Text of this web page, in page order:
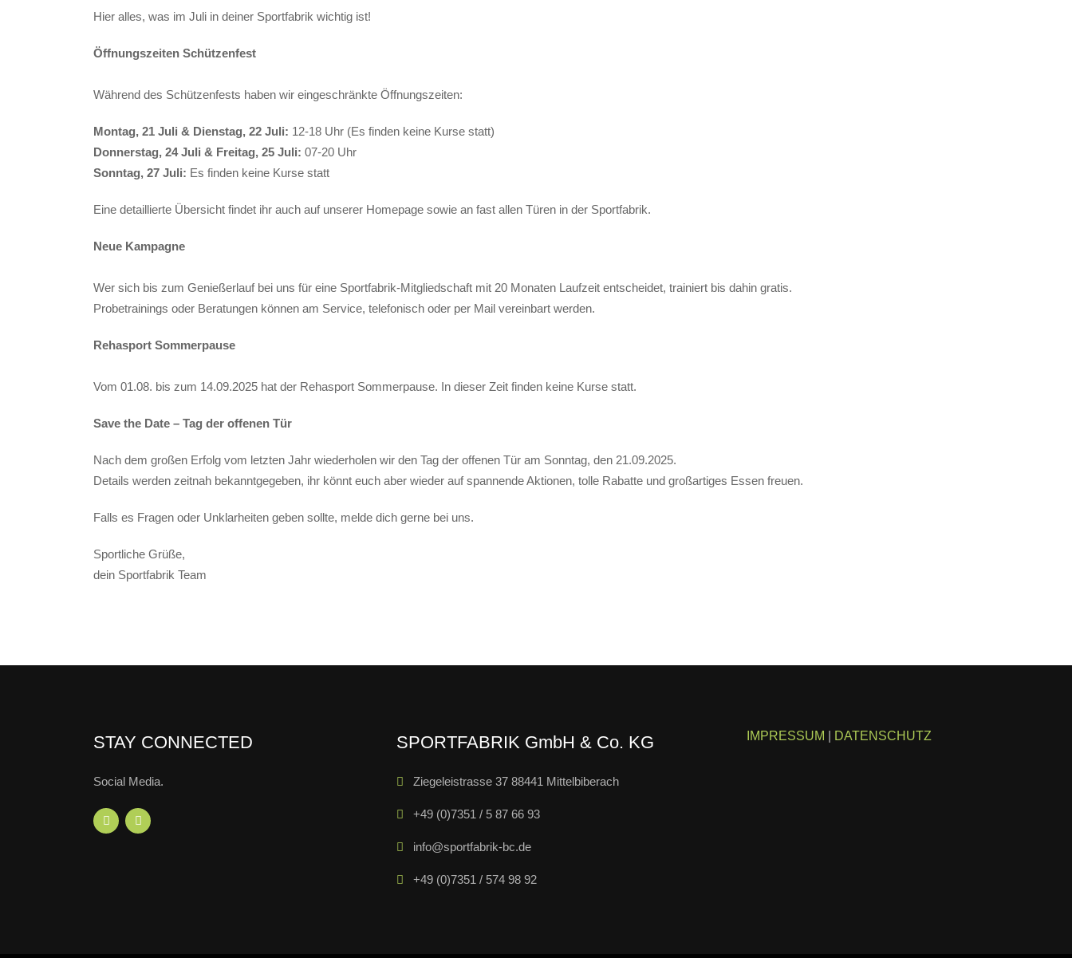
Hier alles, was im Juli in deiner Sportfabrik wichtig ist!
Öffnungszeiten Schützenfest
Während des Schützenfests haben wir eingeschränkte Öffnungszeiten:
Montag, 21 Juli & Dienstag, 22 Juli: 12-18 Uhr (Es finden ke​​ine Kurse statt)
Donnerstag, 24 Juli & Freitag, 25 Juli: 07-20 Uhr
Sonntag, 27 Juli: Es finden keine Kurse statt
Eine detaillierte Übersicht findet ihr auch auf unserer Homepage sowie an fast allen Türen in der Sportfabrik.
Neue Kampagne
Wer sich bis zum Genießerlauf bei uns für eine Sportfabrik-Mitgliedschaft mit 20 Monaten Laufzeit entscheidet, trainiert bis dahin gratis.
Probetrainings oder Beratungen können am Service, telefonisch oder per Mail vereinbart werden.
Rehasport Sommerpause
Vom 01.08. bis zum 14.09.2025 hat der Rehasport Sommerpause. In dieser Zeit finden keine Kurse statt.
Save the Date – Tag der offenen Tür
Nach dem großen Erfolg vom letzten Jahr wiederholen wir den Tag der offenen Tür am Sonntag, den 21.09.2025.
Details werden zeitnah bekanntgegeben, ihr könnt euch aber wieder auf spannende Aktionen, tolle Rabatte und großartiges Essen freuen.
Falls es Fragen oder Unklarheiten geben sollte, melde dich gerne bei uns.
Sportliche Grüße,
dein Sportfabrik Team
STAY CONNECTED
Social Media.
SPORTFABRIK GmbH & Co. KG
Ziegeleistrasse 37 88441 Mittelbiberach
+49 (0)7351 / 5 87 66 93
info@sportfabrik-bc.de
+49 (0)7351 / 574 98 92
IMPRESSUM DATENSCHUTZ